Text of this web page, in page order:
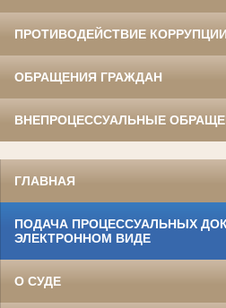
ПРОТИВОДЕЙСТВИЕ КОРРУПЦИИ
ОБРАЩЕНИЯ ГРАЖДАН
ВНЕПРОЦЕССУАЛЬНЫЕ
ГЛАВНАЯ
ПОДАЧА ПРОЦЕССУАЛЬНЫХ
ЭЛЕКТРОННОМ ВИДЕ
О СУДЕ